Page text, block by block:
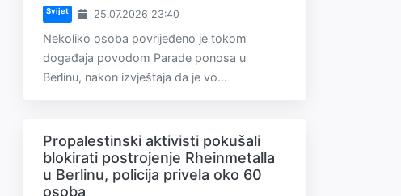
Svijet 25.07.2026 23:40
Nekoliko osoba povrijeđeno je tokom
događaja povodom Parade ponosa u
Berlinu, nakon izvještaja da je vo...
Propalestinski aktivisti pokušali
blokirati postrojenje Rheinmetalla
u Berlinu, policija privela oko 60
osoba